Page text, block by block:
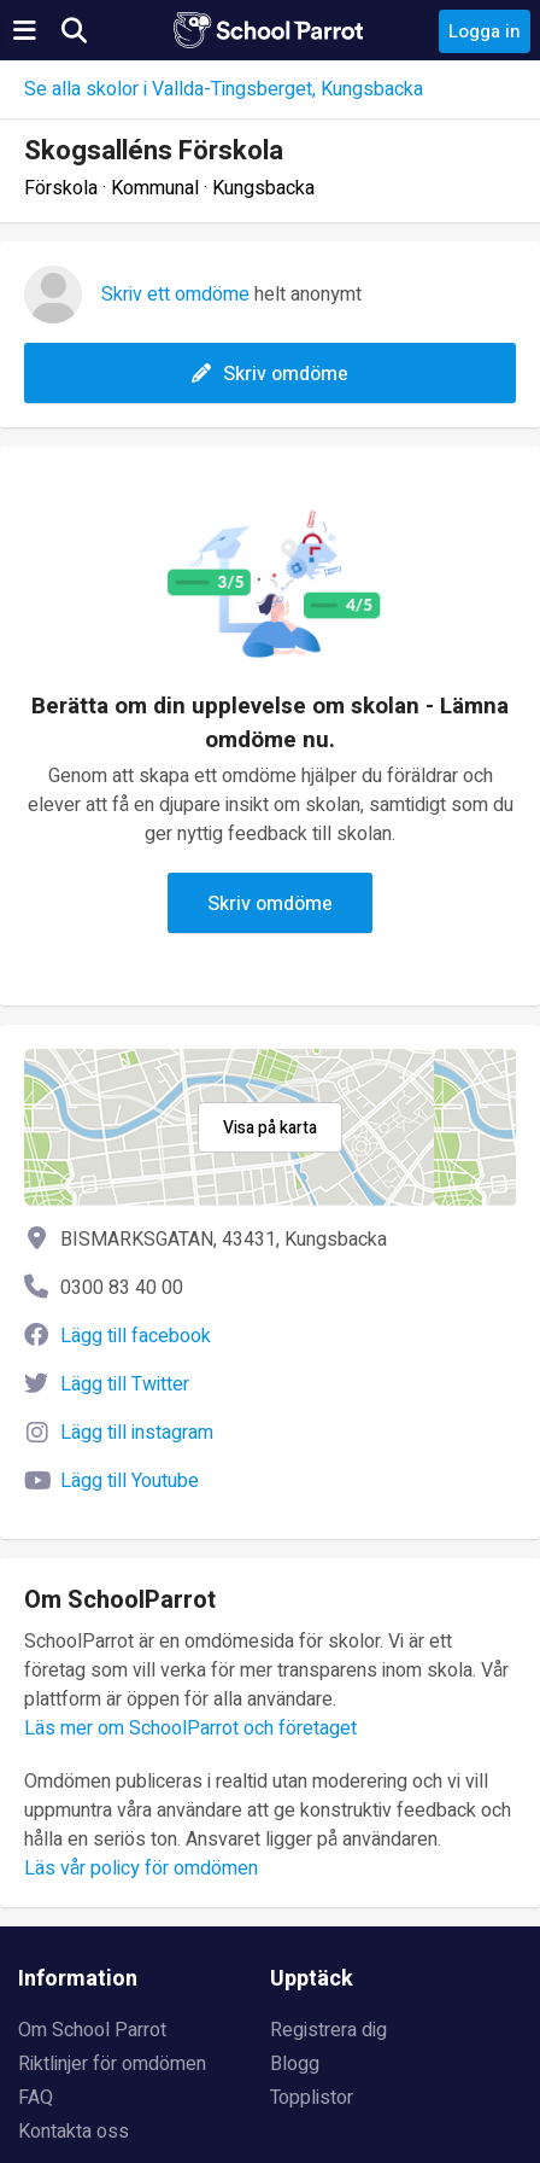
Logga in
Se alla skolor i Vallda-Tingsberget, Kungsbacka
Skogsalléns Förskola
Förskola · Kommunal · Kungsbacka
Skriv ett omdömehelt anonymt
Skriv omdöme
Berätta om din upplevelse om skolan - Lämna
omdöme nu.
Genom att skapa ett omdöme hjälper du föräldrar och
elever att få en djupare insikt om skolan, samtidigt som du
ger nyttig feedback till skolan.
Skriv omdöme
Visa på karta
BISMARKSGATAN, 43431, Kungsbacka
0300 83 40 00
Lägg till facebook
Lägg till Twitter
Lägg till instagram
Lägg till Youtube
Om SchoolParrot
SchoolParrot är en omdömesida för skolor. Vi är ett
företag som vill verka för mer transparens inom skola. Vår
plattform är öppen för alla användare.
Läs mer om SchoolParrot och företaget
Omdömen publiceras i realtid utan moderering och vi vill
uppmuntra våra användare att ge konstruktiv feedback och
hålla en seriös ton. Ansvaret ligger på användaren.
Läs vår policy för omdömen
Information
Om School Parrot
Riktlinjer för omdömen
FAQ
Kontakta oss
Upptäck
Registrera dig
Blogg
Topplistor